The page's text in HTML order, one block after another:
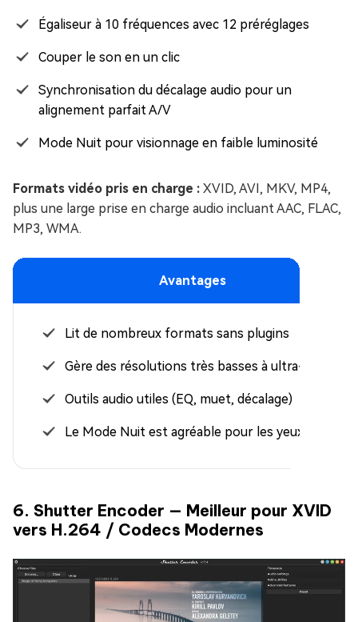
Égaliseur à 10 fréquences avec 12 préréglages
Couper le son en un clic
Synchronisation du décalage audio pour un
alignement parfait A/V
Mode Nuit pour visionnage en faible luminosité
Formats vidéo pris en charge : XVID, AVI, MKV, MP4,
plus une large prise en charge audio incluant AAC, FLAC,
MP3, WMA.
Avantages
Lit de nombreux formats sans plugins
Gère des résolutions très basses à ultra-hautes
Outils audio utiles (EQ, muet, décalage)
Le Mode Nuit est agréable pour les yeux
6. Shutter Encoder — Meilleur pour XVID
vers H.264 / Codecs Modernes